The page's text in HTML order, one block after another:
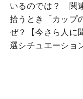
いるのでは？ 関
拾うとき「カップ
ぜ？【今さら人に
選シチュエーショ